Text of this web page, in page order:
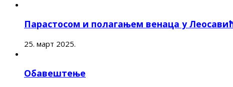
Парастосом и полагањем венаца у
25. март 2025.
Обавештење